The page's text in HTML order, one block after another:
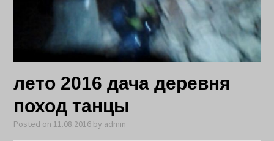
лето 2016 дача деревня
поход танцы
Posted on 11.08.2016 by admin